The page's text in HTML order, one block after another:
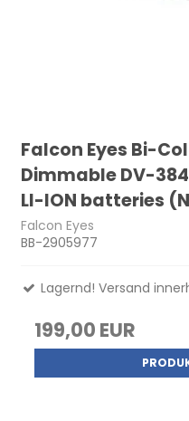
Falcon Eyes Bi-
Dimmable DV-
LI-ION batteries
Falcon Eyes
BB-2905977
Lagernd! Versand
199,00 EUR